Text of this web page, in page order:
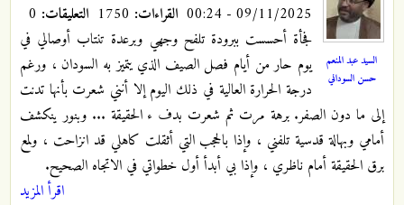
السيد عبد المنعم
حسن السوداني
09/11/2025 - 00:24 القراءات: التعليقات:
فجأة أحسست ببرودة تلفح وجهي وبرعدة تنتاب أوصالي في
يوم حار من أيام فصل الصيف الذي يتميز به السودان ، ورغم
درجة الحرارة العالية في ذلك اليوم إلا أنني شعرت بأنها تدنت
إلى ما دون الصفر. برهة مرت ثم شعرت بدف ء الحقيقة ... وبنور ينكشف
أمامي وبهالة قدسية تلفني ، وإذا بالحجب التي أثقلت كاهلي قد انزاحت ، ولمع
برق الحقيقة أمام ناظري ، وإذا بي أبدأ أول خطواتي في الاتجاه الصحيح.
اقرأ المزيد